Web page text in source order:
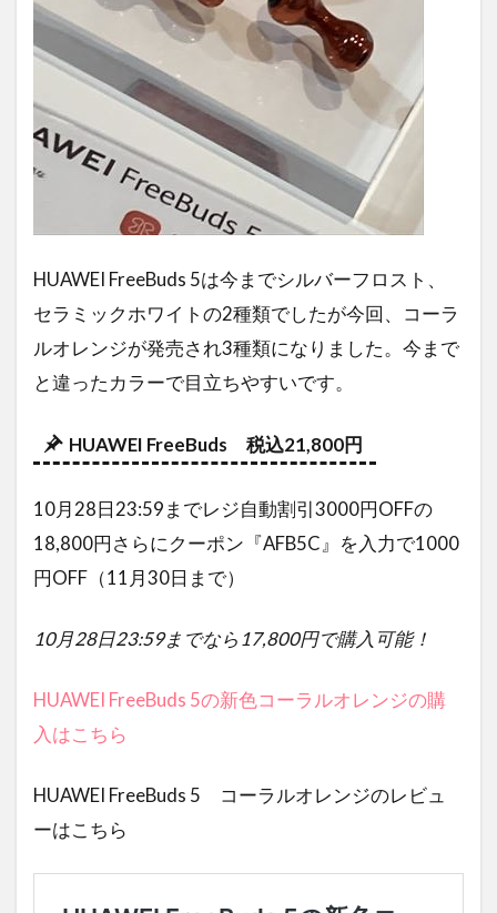
HUAWEI FreeBuds 5は今までシルバーフロスト、
セラミックホワイトの2種類でしたが今回、コーラ
ルオレンジが発売され3種類になりました。今まで
と違ったカラーで目立ちやすいです。
HUAWEI FreeBuds 税込21,800円
10月28日23:59までレジ自動割引3000円OFFの
18,800円さらにクーポン『AFB5C』を入力で1000
円OFF（11月30日まで）
10月28日23:59までなら17,800円で購入可能！
HUAWEI FreeBuds 5の新色コーラルオレンジの購
入はこちら
HUAWEI FreeBuds 5 コーラルオレンジのレビュ
ーはこちら